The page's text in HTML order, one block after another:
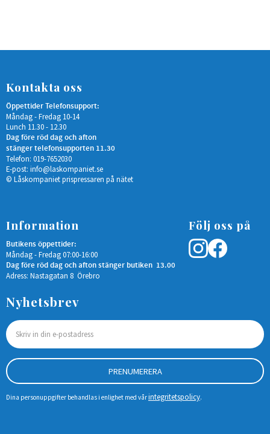
Kontakta oss
Öppettider Telefonsupport:
Måndag - Fredag 10-14
Lunch 11.30 - 12.30
Dag före röd dag och afton
stänger telefonsupporten 11.30
Telefon: 019-7652030
E-post: info@laskompaniet.se
© Låskompaniet prispressaren på nätet
Information
Butikens öppettider:
Måndag - Fredag 07:00-16:00
Dag före röd dag och afton stänger butiken 13.00
Adress: Nastagatan 8 Örebro
Följ oss på
Nyhetsbrev
PRENUMERERA
Dina personuppgifter behandlas i enlighet med vårintegritetspolicy.